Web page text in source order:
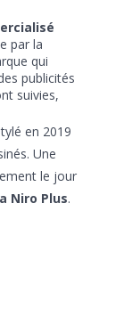
par la
qui
publicités
suivies,
en 2019
Une
le jour
Niro Plus.